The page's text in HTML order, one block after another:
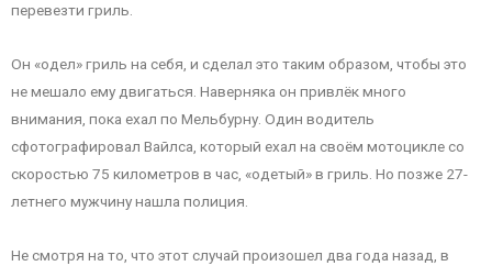
перевезти гриль.
Он «одел» гриль на себя, и сделал это таким образом, чтобы это
не мешало ему двигаться. Наверняка он привлёк много
внимания, пока ехал по Мельбурну. Один водитель
сфотографировал Вайлса, который ехал на своём мотоцикле со
скоростью 75 километров в час, «одетый» в гриль. Но позже 27-
летнего мужчину нашла полиция.
Не смотря на то, что этот случай произошел два года назад, в